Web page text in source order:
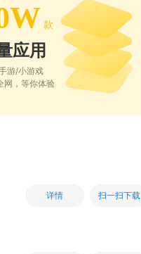
款
应用
游/小游戏
网，等你体验
详情 扫一扫下载